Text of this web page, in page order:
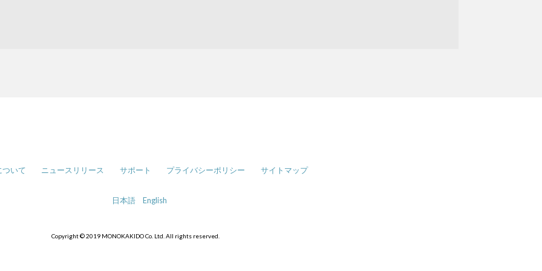
ついて ニュースリリース サポート プライバシーポリシー サイトマップ
日本語 English
Copyright © 2019 MONOKAKIDO Co. Ltd. All rights reserved.